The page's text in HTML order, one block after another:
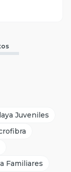
Juveniles
Familiares